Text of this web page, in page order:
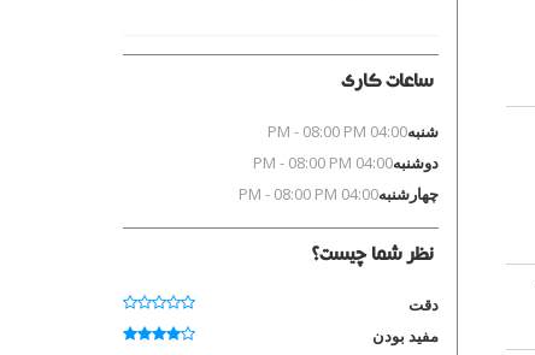
ساعات کاری
شنبه04:00 PM - 08:00 PM
دوشنبه04:00 PM - 08:00 PM
چهارشنبه04:00 PM - 08:00 PM
نظر شما چیست؟
دقت
مفید بودن